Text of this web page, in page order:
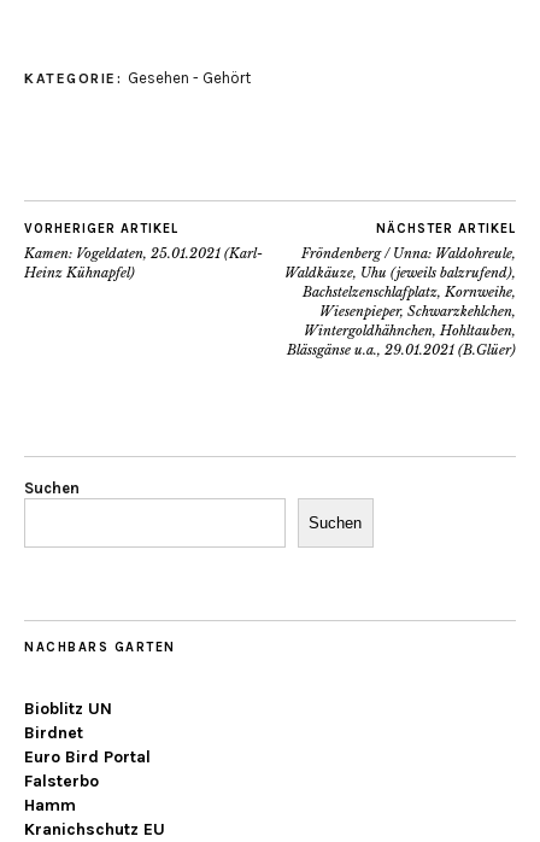
KATEGORIE: Gesehen - Gehört
VORHERIGER ARTIKEL
Kamen: Vogeldaten, 25.01.2021 (Karl-
Heinz Kühnapfel)
NÄCHSTER ARTIKEL
Fröndenberg / Unna: Waldohreule,
Waldkäuze, Uhu (jeweils balzrufend),
Bachstelzenschlafplatz, Kornweihe,
Wiesenpieper, Schwarzkehlchen,
Wintergoldhähnchen, Hohltauben,
Blässgänse u.a., 29.01.2021 (B.Glüer)
Suchen
Suchen
NACHBARS GARTEN
Bioblitz UN
Birdnet
Euro Bird Portal
Falsterbo
Hamm
Kranichschutz EU